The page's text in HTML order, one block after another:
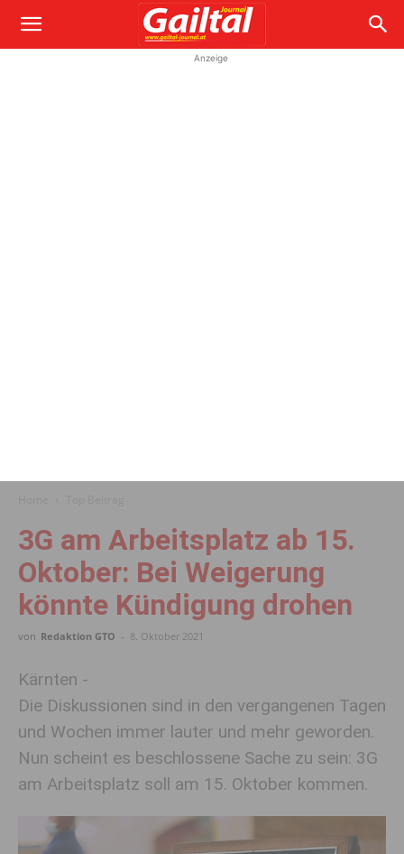
Anzeige
3G am Arbeitsplatz ab 15.
Oktober: Bei Weigerung
könnte Kündigung drohen
von Redaktion GTO - 8. Oktober 2021
Kärnten -
Die Diskussionen sind in den vergangenen Tagen
und Wochen immer lauter und mehr geworden.
Nun scheint es beschlossene Sache zu sein: 3G
am Arbeitsplatz soll am 15. Oktober kommen.